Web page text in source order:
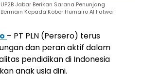
Jabar Berikan Sarana Penunjang
Kepada Kober Humairo Al Fatwa
– PT PLN (Persero) terus
dan peran aktif dalam
pendidikan di Indonesia
anak usia dini.